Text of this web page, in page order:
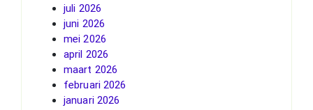
juli 2026
juni 2026
mei 2026
april 2026
maart 2026
februari 2026
januari 2026